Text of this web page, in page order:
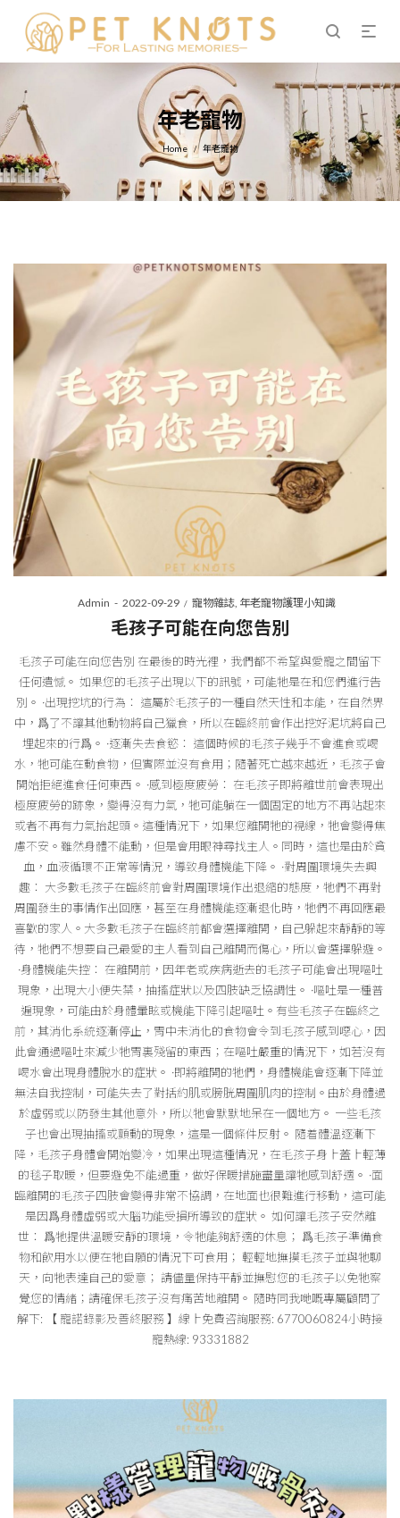
年老寵物
Home / 年老寵物
ByAdmin
Posted
on
2022-09-29
Posted
in
寵物雜誌 年老寵物護理小知識
毛孩子可能在向您告別
毛孩子可能在向您告別 在最後的時光裡，我們都不希望與愛寵之間留下
任何遺憾。 如果您的毛孩子出現以下的訊號，可能牠是在和您們進行告
別。 ·出現挖坑的行為： 這屬於毛孩子的一種自然天性和本能，在自然界
中，爲了不讓其他動物將自己獵食，所以在臨終前會作出挖好泥坑將自己
埋起來的行爲。 ·逐漸失去食慾： 這個時候的毛孩子幾乎不會進食或喝
水，牠可能在動食物，但實際並沒有食用；隨著死亡越來越近，毛孩子會
開始拒絕進食任何東西。 ·感到極度疲勞： 在毛孩子即將離世前會表現出
極度疲勞的跡象，變得沒有力氣，牠可能躺在一個固定的地方不再站起來
或者不再有力氣抬起頭。這種情況下，如果您離開牠的視線，牠會變得焦
慮不安。雖然身體不能動，但是會用眼神尋找主人。同時，這也是由於貧
血，血液循環不正常等情況，導致身體機能下降。 ·對周圍環境失去興
趣： 大多數毛孩子在臨終前會對周圍環境作出退縮的態度，牠們不再對
周圍發生的事情作出回應，甚至在身體機能逐漸退化時，牠們不再回應最
喜歡的家人。大多數毛孩子在臨終前都會選擇離開，自己躲起來靜靜的等
待，牠們不想要自己最愛的主人看到自己離開而傷心，所以會選擇躲避。
·身體機能失控： 在離開前，因年老或疾病逝去的毛孩子可能會出現嘔吐
現象，出現大小便失禁，抽搐症狀以及四肢缺乏協調性。 ·嘔吐是一種普
遍現象，可能由於身體暈眩或機能下降引起嘔吐。有些毛孩子在臨終之
前，其消化系統逐漸停止，胃中未消化的食物會令到毛孩子感到噁心，因
此會通過嘔吐來減少牠胃裏殘留的東西；在嘔吐嚴重的情況下，如若沒有
喝水會出現身體脫水的症狀。 ·即將離開的牠們，身體機能會逐漸下降並
無法自我控制，可能失去了對括約肌或膀胱周圍肌肉的控制。由於身體過
於虛弱或以防發生其他意外，所以牠會默默地呆在一個地方。 一些毛孩
子也會出現抽搐或顫動的現象，這是一個條件反射。 隨着體溫逐漸下
降，毛孩子身體會開始變冷，如果出現這種情況，在毛孩子身上蓋上輕薄
的毯子取暖，但要避免不能過重，做好保暖措施盡量讓牠感到舒適。 ·面
臨離開的毛孩子四肢會變得非常不協調，在地面也很難進行移動，這可能
是因爲身體虛弱或大腦功能受損所導致的症狀。 如何讓毛孩子安然離
世： 爲牠提供溫暖安靜的環境，令牠能夠舒適的休息； 爲毛孩子準備食
物和飲用水以便在牠自願的情況下可食用； 輕輕地撫摸毛孩子並與牠聊
天，向牠表達自己的愛意； 請儘量保持平靜並撫慰您的毛孩子以免牠察
覺您的情緒；請確保毛孩子沒有痛苦地離開。 隨時同我哋嘅專屬顧問了
解下: 【 寵諾錄影及善終服務 】線上免費咨詢服務: 6770060824小時接
寵熱線: 93331882